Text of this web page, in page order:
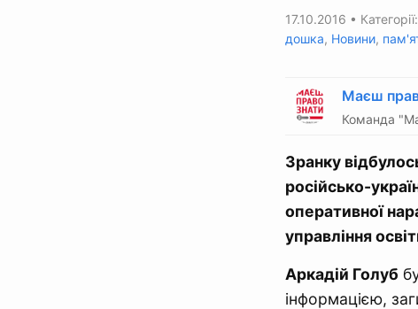
17.10.2016 • Категорії:
дошка, Новини,
Маєш
Команда
Зранку
російсько-
оперативної
управління
Аркадій Голуб
інформацією,